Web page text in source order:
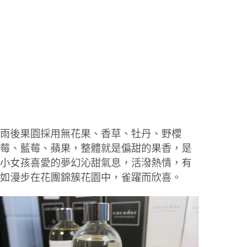
雨後果園採用無花果、香草、牡丹、野櫻
莓、藍莓、蘋果，整體就是偏甜的果香，是
小女孩喜愛的夢幻沁甜氣息，活潑熱情，有
如漫步在花團錦簇花園中，雀躍而欣喜。